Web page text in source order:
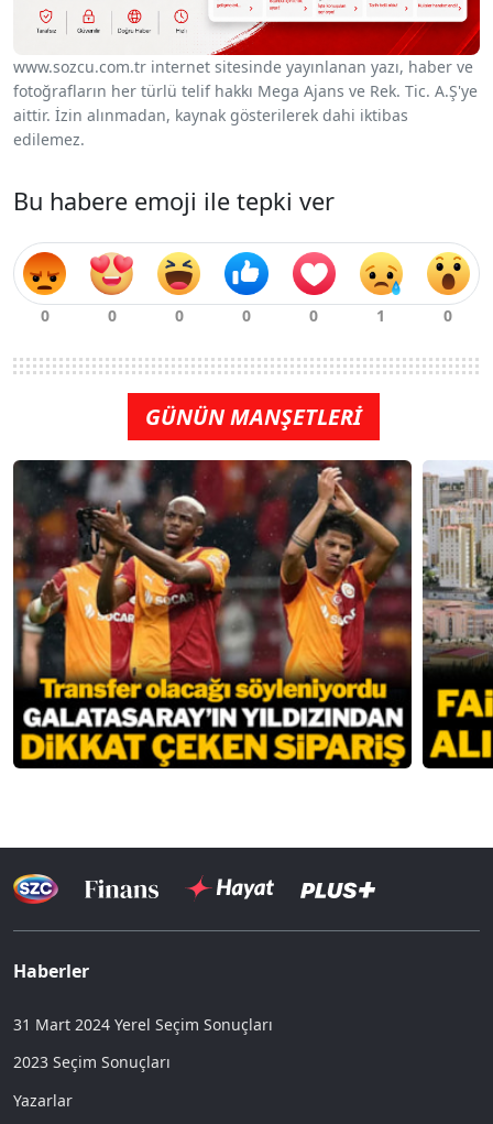
www.sozcu.com.tr internet sitesinde yayınlanan yazı, haber ve
fotoğrafların her türlü telif hakkı Mega Ajans ve Rek. Tic. A.Ş'ye
aittir. İzin alınmadan, kaynak gösterilerek dahi iktibas
edilemez.
Bu habere emoji ile tepki ver
GÜNÜN MANŞETLERİ
Haberler
31 Mart 2024 Yerel Seçim Sonuçları
2023 Seçim Sonuçları
Yazarlar